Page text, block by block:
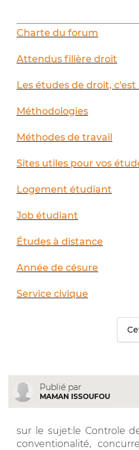
Charte du forum
Attendus filière droit
Les études de droit, c'est
Méthodologies
Méthodes de travail
Sites utiles pour vos
Logement étudiant
Job étudiant
Études à distance
Année de césure
Service civique
Publié par
MAMAN ISSOUFOU
sur le sujet:le Controle
conventionalité,